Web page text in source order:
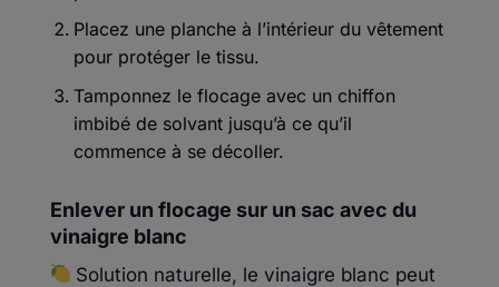
Placez une planche à l’intérieur du vêtement
pour protéger le tissu.
Tamponnez le flocage avec un chiffon
imbibé de solvant jusqu’à ce qu’il
commence à se décoller.
Enlever un flocage sur un sac avec du
vinaigre blanc
Solution naturelle, le vinaigre blanc peut